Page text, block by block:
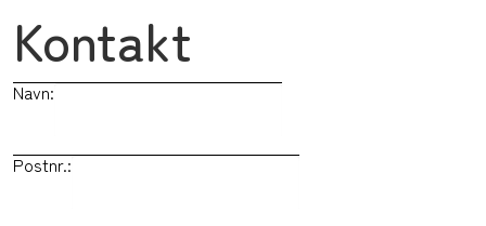
Kontakt
Navn:
Postnr.: